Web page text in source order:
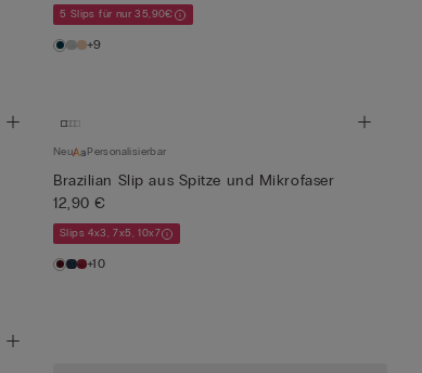
5 Slips für nur 35,90€
+9
Neu Personalisierbar
Brazilian Slip aus Spitze und Mikrofaser
12,90 €
Slips 4x3, 7x5, 10x7
+10